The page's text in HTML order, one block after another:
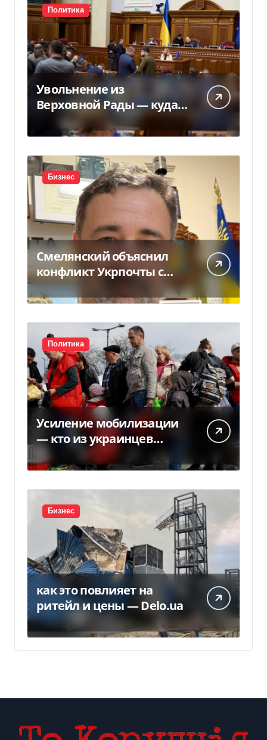
Политика
Увольнение из
Верховной Рады — куда
исчез 71 народный
депутат за семь лет
Бизнес
Смелянский объяснил
конфликт Укрпочты с
НБУ из-за платежек
Политика
Усиление мобилизации
— кто из украинцев
потеряет право на
временную защиту в ЕС
Бизнес
как это повлияет на
ритейл и цены — Delo.ua